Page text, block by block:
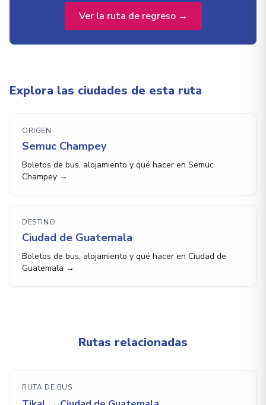
Ver la ruta de regreso →
Explora las ciudades de esta ruta
ORIGEN
Semuc Champey
Boletos de bus, alojamiento y qué hacer en Semuc
Champey →
DESTINO
Ciudad de Guatemala
Boletos de bus, alojamiento y qué hacer en Ciudad de
Guatemala →
Rutas relacionadas
RUTA DE BUS